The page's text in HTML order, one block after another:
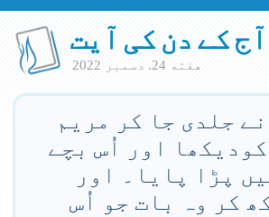
آج کے دن کی آیت
هفته 24. دسمبر 2022
جلدی جا کر مریم
اور اُس بچے
پڑا پایا۔ اور
کر وہ بات جو اُس